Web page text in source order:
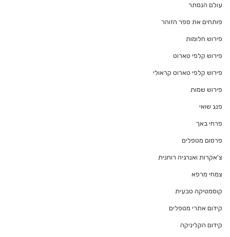
עולם הנסתר
פותחים את ספר הזוהר
פירוש חלומות
פירוש קלפי טארוט
פירוש קלפי טארוט קראולי
פירוש שמות
פנג שואי
פרחי באך
פרסום מטפלים
צ'אקרות ואנרגיה רוחנית
צמחי מרפא
קוסמטיקה טבעית
קידום אתרי מטפלים
קידום הקליניקה